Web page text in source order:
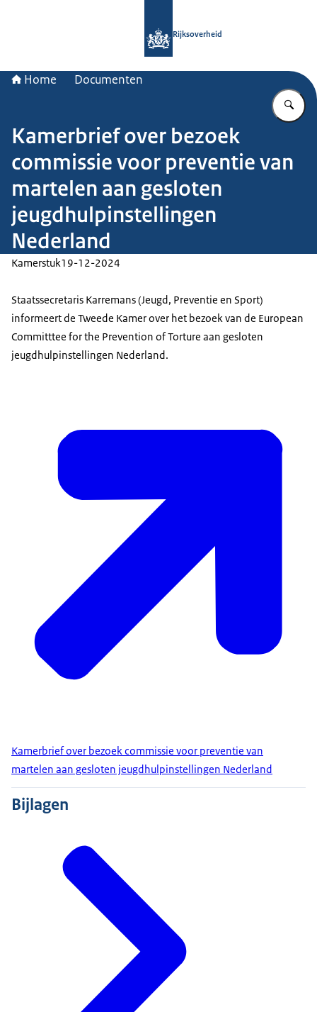
Rijksoverheid
Home Documenten
Kamerbrief over bezoek
commissie voor preventie van
martelen aan gesloten
jeugdhulpinstellingen
Nederland
Kamerstuk19-12-2024
Staatssecretaris Karremans (Jeugd, Preventie en Sport)
informeert de Tweede Kamer over het bezoek van de European
Committtee for the Prevention of Torture aan gesloten
jeugdhulpinstellingen Nederland.
Kamerbrief over bezoek commissie voor preventie van
martelen aan gesloten jeugdhulpinstellingen Nederland
Bijlagen